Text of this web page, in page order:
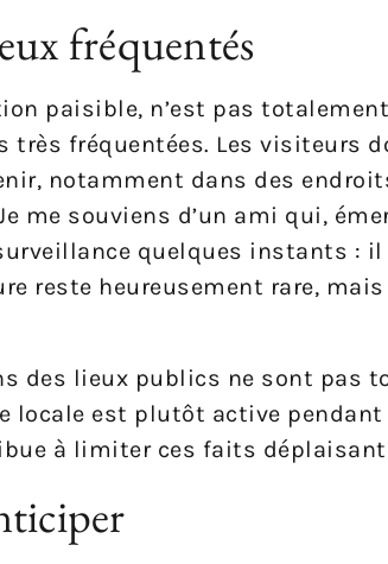
fréquentés
paisible, n’est pas
fréquentées. Les visiteurs
notamment dans des
me souviens d’un ami qui,
quelques instants : il
reste heureusement rare,
des lieux publics ne sont pas
locale est plutôt active pendant
à limiter ces faits